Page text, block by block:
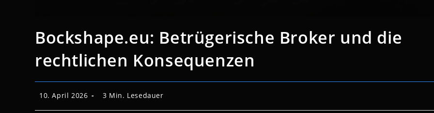
Bockshape.eu: Betrügerische Broker und die
rechtlichen Konsequenzen
Beitrag
veröffentlicht:
10. April 2026 Lesedauer:
3 Min. Lesedauer